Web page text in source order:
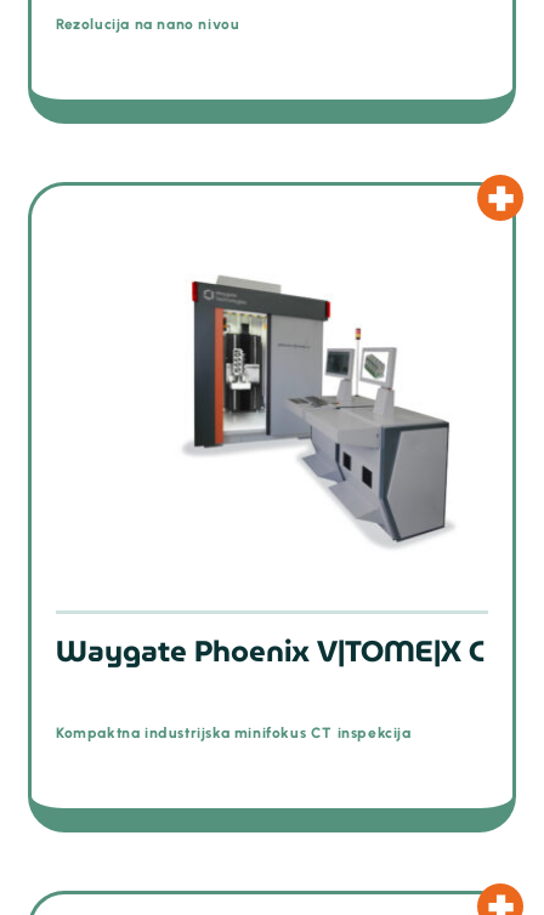
Rezolucija na nano nivou
Waygate Phoenix V|TOME|X C
Kompaktna industrijska minifokus CT inspekcija